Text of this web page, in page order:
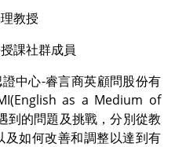
教授
課社群成員
中心-睿言商英顧問股份有
as a Medium of
的問題及挑戰，分別從教
如何改善和調整以達到有